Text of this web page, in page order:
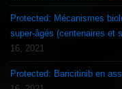
Protected: Mécanismes
super-âgés (centenaires et
16, 2021
Protected: Baricitinib en